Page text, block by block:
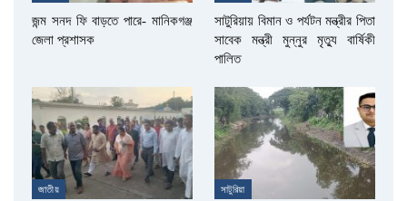
জন্ম সনদ ফি বাড়তে পারে- মানিকগঞ্জ
জেলা প্রশাসক
সাটুরিয়ায় বিমান ও পর্যটন মন্ত্রীর পিতা
সাবেক মন্ত্রী মুন্নুর মৃত্যু বার্ষিকী
পালিত
জাতীয় সাটুরিয়া